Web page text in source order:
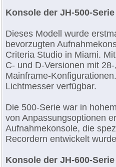
Konsole der JH-500-Serie
Dieses Modell wurde
bevorzugten
Criteria Studio in Miami.
C- und D-Versionen mit
Mainframe-
Lichtmesser verfügbar.
Die 500-Serie war in
von Anpassungsoptionen
Aufnahmekonsole, die
Recordern entwickelt
Konsole der JH-600-Serie